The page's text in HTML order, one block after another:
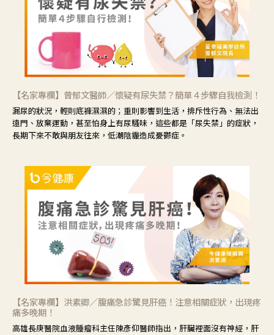
【名家專欄】曾郁文醫師／懷疑有尿失禁？簡單４步驟自我檢測！
漏尿的狀況，輕則底褲濕濕的；重則影響到生活，排斥性行為、無法出
遠門、放棄運動，甚至怕身上有尿騷味，這些都是「尿失禁」的症狀，
長期下來不敢與朋友往來，低潮陰霾造成憂鬱症。
【名家專欄】洪素卿／腹痛急診驚見肝癌！注意相關症狀，出現疼
痛多晚期！
高雄長庚醫院血液腫瘤科主任陳彥仰醫師指出，肝臟裡面沒有神經，肝